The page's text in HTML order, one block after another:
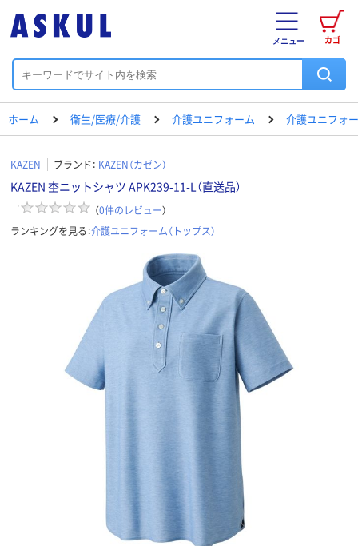
カゴ
メニュー
ホーム 衛生/医療/介護 介護ユニフォーム 介護ユニフォー
KAZEN ブランド： KAZEN（カゼン）
KAZEN 杢ニットシャツ APK239-11-L（直送品）
（0件のレビュー）
ランキングを見る：介護ユニフォーム（トップス）